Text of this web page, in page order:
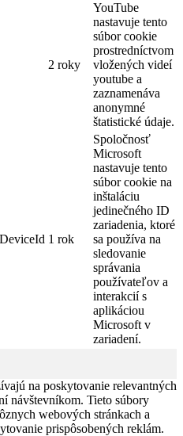
2 roky
YouTube
nastavuje tento
súbor cookie
prostredníctvom
vložených videí
youtube a
zaznamenáva
anonymné
štatistické údaje.
1 rok
Spoločnosť
Microsoft
nastavuje tento
súbor cookie na
inštaláciu
jedinečného ID
zariadenia, ktoré
sa používa na
sledovanie
správania
používateľov a
interakcií s
aplikáciou
Microsoft v
zariadení.
na poskytovanie relevantných
návštevníkom. Tieto súbory
webových stránkach a
prispôsobených reklám.